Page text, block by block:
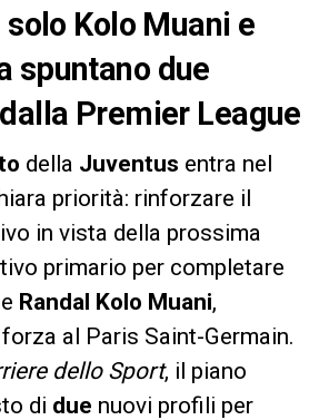
Kolo Muani e
spuntano due
Premier League
della Juventus entra nel
priorità: rinforzare il
in vista della prossima
primario per completare
Randal Kolo Muani,
al Paris Saint-Germain.
dello Sport, il piano
di due nuovi profili per